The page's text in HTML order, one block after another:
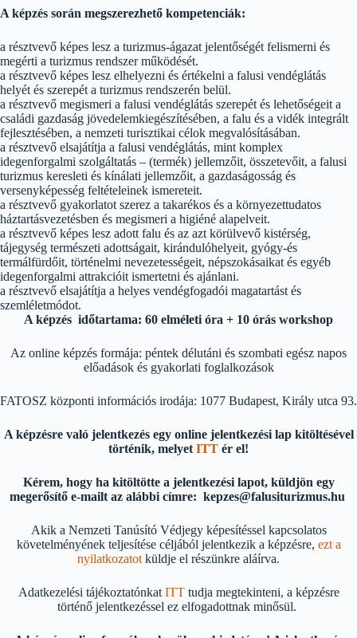
A képzés során megszerezhető kompetenciák:
a résztvevő képes lesz a turizmus-ágazat jelentőségét felismerni és
megérti a turizmus rendszer működését.
a résztvevő képes lesz elhelyezni és értékelni a falusi vendéglátás
helyét és szerepét a turizmus rendszerén belül.
a résztvevő megismeri a falusi vendéglátás szerepét és lehetőségeit a
családi gazdaság jövedelemkiegészítésében, a falu és a vidék integrált
fejlesztésében, a nemzeti turisztikai célok megvalósításában.
a résztvevő elsajátítja a falusi vendéglátás, mint komplex
idegenforgalmi szolgáltatás – (termék) jellemzőit, összetevőit, a falusi
turizmus keresleti és kínálati jellemzőit, a gazdaságosság és
versenyképesség feltételeinek ismereteit.
a résztvevő gyakorlatot szerez a takarékos és a környezettudatos
háztartásvezetésben és megismeri a higiéné alapelveit.
a résztvevő képes lesz adott falu és az azt körülvevő kistérség,
tájegység természeti adottságait, kirándulóhelyeit, gyógy-és
termálfürdőit, történelmi nevezetességeit, népszokásaikat és egyéb
idegenforgalmi attrakcióit ismertetni és ajánlani.
a résztvevő elsajátítja a helyes vendégfogadói magatartást és
szemléletmódot.
A képzés időtartama: 60 elméleti óra + 10 órás workshop
Az online képzés formája: péntek délutáni és szombati egész napos
előadások és gyakorlati foglalkozások
FATOSZ központi információs irodája: 1077 Budapest, Király utca 93.
A képzésre való jelentkezés egy online jelentkezési lap kitöltésével
történik, melyet ITT ér el!
Kérem, hogy ha kitöltötte a jelentkezési lapot, küldjön egy
megerősítő e-mailt az alábbi címre: kepzes@falusiturizmus.hu
Akik a Nemzeti Tanúsító Védjegy képesítéssel kapcsolatos
követelményének teljesítése céljából jelentkezik a képzésre, ezt a
nyilatkozatot küldje el részünkre aláírva.
Adatkezelési tájékoztatónkat ITT tudja megtekinteni, a képzésre
történő jelentkezéssel ez elfogadottnak minősül.